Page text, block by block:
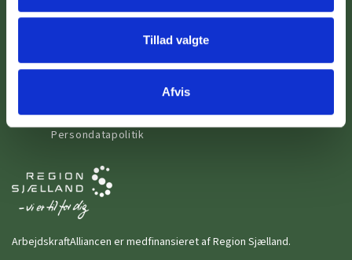
Tillad valgte
Afvis
Om ArbejdskraftAlliancen
Få hjælp til
Cookiepolitik
Persondatapolitik
ArbejdskraftAlliancen er medfinansieret af Region Sjælland.